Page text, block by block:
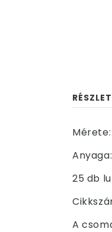
25 db
A